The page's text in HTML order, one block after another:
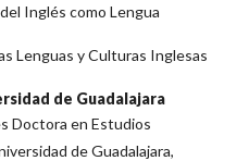
Inglés como Lengua
Lenguas y Culturas Inglesas
de Guadalajara
Doctora en Estudios
de Guadalajara,